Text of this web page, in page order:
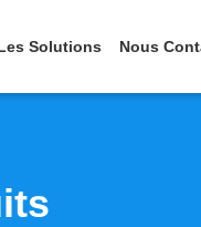
Solutions Nous